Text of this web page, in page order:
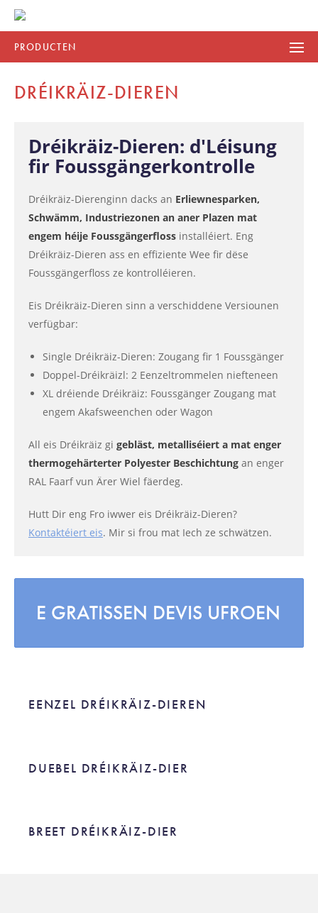
PRODUCTEN
DRÉIKRÄIZ-DIEREN
Dréikräiz-Dieren: d'Léisung
fir Foussgängerkontrolle
Dréikräiz-Dierenginn dacks an Erliewnesparken,
Schwämm, Industriezonen an aner Plazen mat
engem héije Foussgängerfloss installéiert. Eng
Dréikräiz-Dieren ass en effiziente Wee fir dëse
Foussgängerfloss ze kontrolléieren.
Eis Dréikräiz-Dieren sinn a verschiddene Versiounen
verfügbar:
Single Dréikräiz-Dieren: Zougang fir 1 Foussgänger
Doppel-Dréikräizl: 2 Eenzeltrommelen niefteneen
XL dréiende Dréikräiz: Foussgänger Zougang mat
engem Akafsweenchen oder Wagon
All eis Dréikräiz gi gebläst, metalliséiert a mat enger
thermogehärterter Polyester Beschichtung an enger
RAL Faarf vun Ärer Wiel fäerdeg.
Hutt Dir eng Fro iwwer eis Dréikräiz-Dieren?
Kontaktéiert eis. Mir si frou mat Iech ze schwätzen.
E GRATISSEN DEVIS UFROEN
EENZEL DRÉIKRÄIZ-DIEREN
DUEBEL DRÉIKRÄIZ-DIER
BREET DRÉIKRÄIZ-DIER